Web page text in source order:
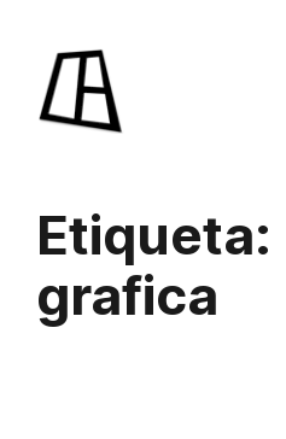
contenido
Etiqueta:
grafica